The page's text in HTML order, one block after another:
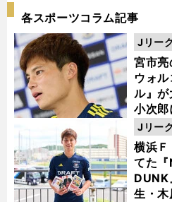
各スポーツコラム記事
宮市
ウォ
ル』が
小次郎
Jリー
横浜Ｆ
てた
生・木
Jリー